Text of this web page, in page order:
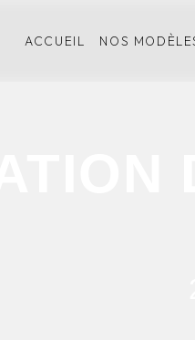
ACCUEIL NOS